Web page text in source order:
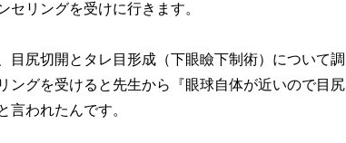
セリングを受けに行きます。
目尻切開とタレ目形成（下眼瞼下制術）について調
ングを受けると先生から『眼球自体が近いので目尻
言われたんです。